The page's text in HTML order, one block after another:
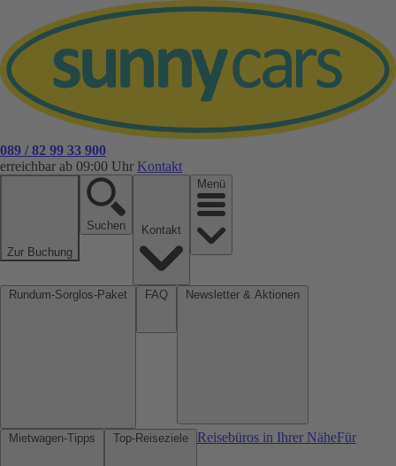
089 / 82 99 33 900
erreichbar ab 09:00 Uhr Kontakt
Zur Buchung
Suchen
Menü
Reisebüros in Ihrer NäheFür